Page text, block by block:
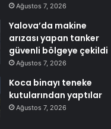
Ağustos 7, 2026
Yalova’da makine
arızası yapan tanker
güvenli bölgeye çekildi
Ağustos 7, 2026
Koca binayı teneke
kutularından yaptılar
Ağustos 7, 2026